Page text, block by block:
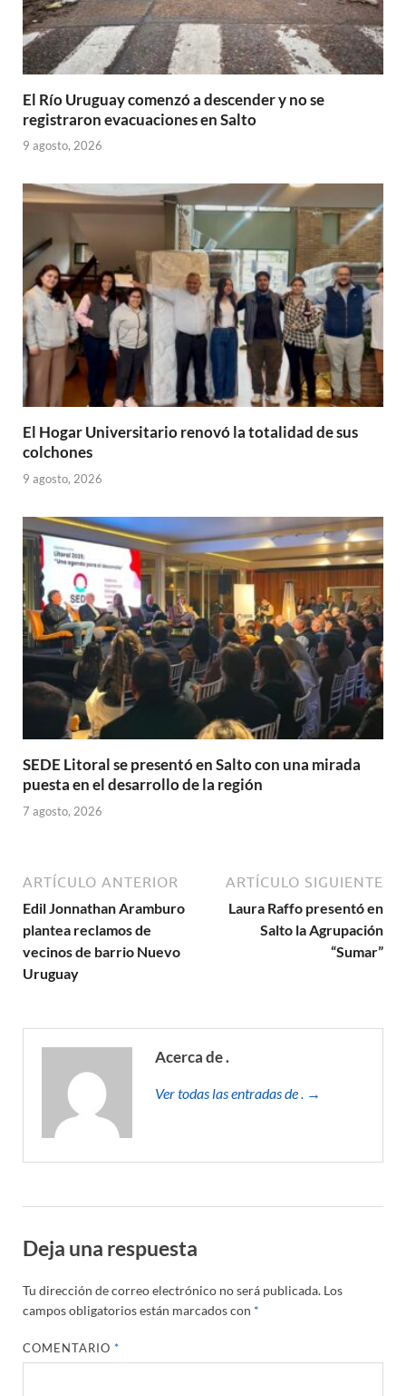
El Río Uruguay comenzó a descender y no se
registraron evacuaciones en Salto
9 agosto, 2026
El Hogar Universitario renovó la totalidad de sus
colchones
9 agosto, 2026
SEDE Litoral se presentó en Salto con una mirada
puesta en el desarrollo de la región
7 agosto, 2026
ARTÍCULO ANTERIOR
Edil Jonnathan Aramburo
plantea reclamos de
vecinos de barrio Nuevo
Uruguay
ARTÍCULO SIGUIENTE
Laura Raffo presentó en
Salto la Agrupación
“Sumar”
Acerca de .
Ver todas las entradas de . →
Deja una respuesta
Tu dirección de correo electrónico no será publicada. Los
campos obligatorios están marcados con *
COMENTARIO*